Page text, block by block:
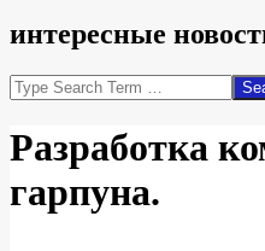
интересные
Search
Разработка
гарпуна.